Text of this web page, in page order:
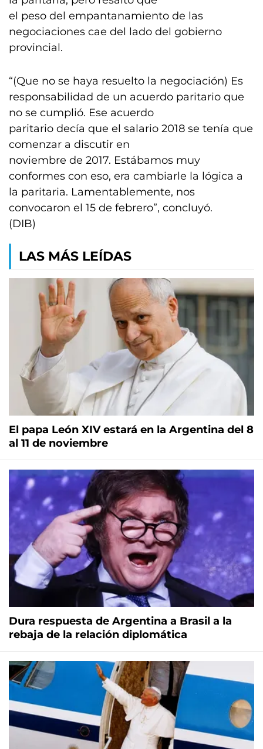
el peso del empantanamiento de las
negociaciones cae del lado del gobierno
provincial.
“(Que no se haya resuelto la negociación) Es
responsabilidad de un acuerdo paritario que
no se cumplió. Ese acuerdo
paritario decía que el salario 2018 se tenía que
comenzar a discutir en
noviembre de 2017. Estábamos muy
conformes con eso, era cambiarle la lógica a
la paritaria. Lamentablemente, nos
convocaron el 15 de febrero”, concluyó.
(DIB)
LAS MÁS LEÍDAS
El papa León XIV estará en la Argentina del 8
al 11 de noviembre
Dura respuesta de Argentina a Brasil a la
rebaja de la relación diplomática